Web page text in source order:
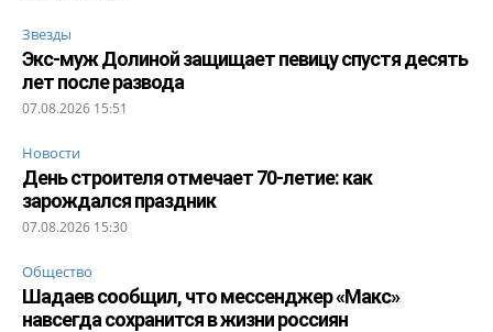
Звезды
Экс-муж Долиной защищает певицу спустя десять
лет после развода
07.08.2026 15:51
Новости
День строителя отмечает 70-летие: как
зарождался праздник
07.08.2026 15:30
Общество
Шадаев сообщил, что мессенджер «Макс»
навсегда сохранится в жизни россиян